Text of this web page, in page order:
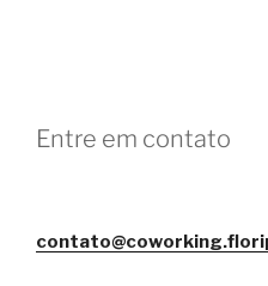
Entre em contato